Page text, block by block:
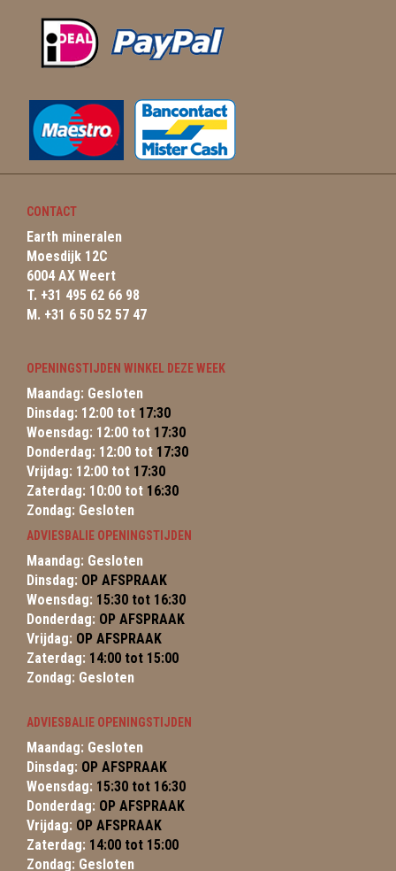
CONTACT
Earth mineralen
Moesdijk 12C
6004 AX Weert
T. +31 495 62 66 98
M. +31 6 50 52 57 47
OPENINGSTIJDEN WINKEL DEZE WEEK
Maandag: Gesloten
Dinsdag: 12:00 tot 17:30
Woensdag: 12:00 tot 17:30
Donderdag: 12:00 tot 17:30
Vrijdag: 12:00 tot 17:30
Zaterdag: 10:00 tot 16:30
Zondag: Gesloten
ADVIESBALIE OPENINGSTIJDEN
Maandag: Gesloten
Dinsdag: OP AFSPRAAK
Woensdag: 15:30 tot 16:30
Donderdag: OP AFSPRAAK
Vrijdag: OP AFSPRAAK
Zaterdag: 14:00 tot 15:00
Zondag: Gesloten
ADVIESBALIE OPENINGSTIJDEN
Maandag: Gesloten
Dinsdag: OP AFSPRAAK
Woensdag: 15:30 tot 16:30
Donderdag: OP AFSPRAAK
Vrijdag: OP AFSPRAAK
Zaterdag: 14:00 tot 15:00
Zondag: Gesloten